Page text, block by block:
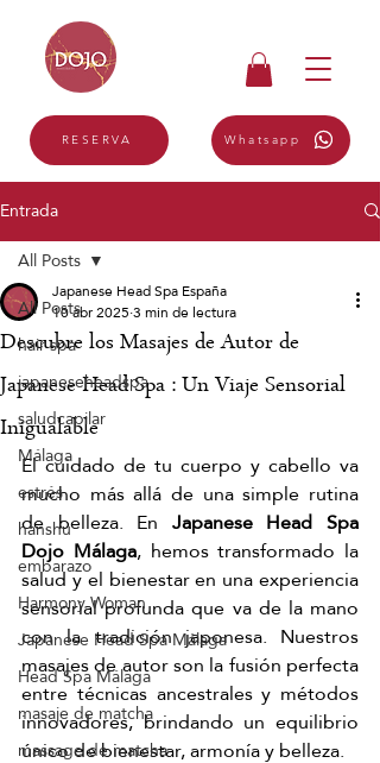
RESERVA Whatsapp
Entrada
All Posts
hair spa
japaneseheadspa
saludcapilar
Málaga
estrés
hanshu
embarazo
Harmony Woman
Japanese Head Spa Málaga
Head Spa Málaga
masaje de matcha
massage de matcha
All Posts
Descubre los Masajes de Autor de
Japanese Head Spa : Un Viaje Sensorial
Inigualable
Japanese Head Spa España
10 abr 20253 min de lectura
El cuidado de tu cuerpo y cabello va
mucho más allá de una simple rutina
de belleza. En Japanese Head Spa
Dojo Málaga, hemos transformado la
salud y el bienestar en una experiencia
sensorial profunda que va de la mano
con la tradición japonesa. Nuestros
masajes de autor son la fusión perfecta
entre técnicas ancestrales y métodos
innovadores, brindando un equilibrio
único de bienestar, armonía y belleza.